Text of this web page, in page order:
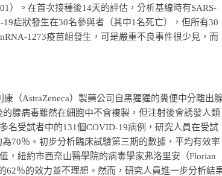
）。在首次接種後14天的評估，分析基線時有SARS-
症狀發生在30名參與者（其中1名死亡），但所有30
1273疫苗組發生，可是嚴重不良事件很少見，而
（AstraZeneca）製藥公司自黑猩猩的糞便中分離出腺
腺病毒雖然在細胞中不會複製，但注射後會誘發人類
名受試者中的131個COVID-19病例，研究人員在受試
70％。初步分析臨床試驗第三期的數據，平均有效率
，紐約市西奈山醫學院的病毒學家弗洛里安（Florian
62％的效力並不理想。然而，研究人員進一步分析結